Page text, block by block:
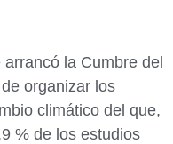
la Cumbre del
organizar los
climático del que,
% de los estudios